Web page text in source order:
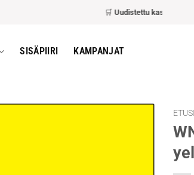
Uudistettu kassa–
SISÄPIIRI KAMPANJAT